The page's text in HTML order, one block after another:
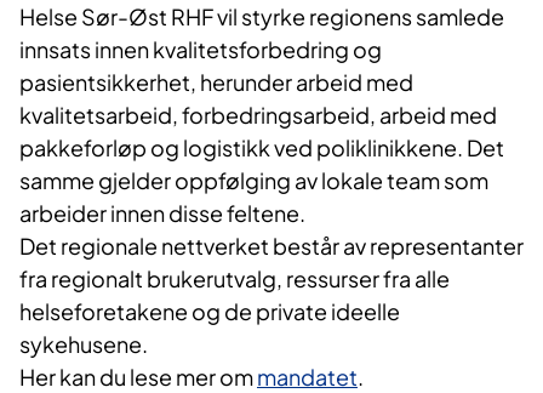
Helse Sør-Øst RHF vil styrke regionens samlede
innsats innen kvalitetsforbedring og
pasientsikkerhet, herunder arbeid med
kvalitetsarbeid, forbedringsarbeid, arbeid med
pakkeforløp og logistikk ved poliklinikkene. Det
samme gjelder oppfølging av lokale team som
arbeider innen disse feltene.
Det regionale nettverket består av representanter
fra regionalt brukerutvalg, ressurser fra alle
helseforetakene og de private ideelle
sykehusene.
Her kan du lese mer ommandatet.